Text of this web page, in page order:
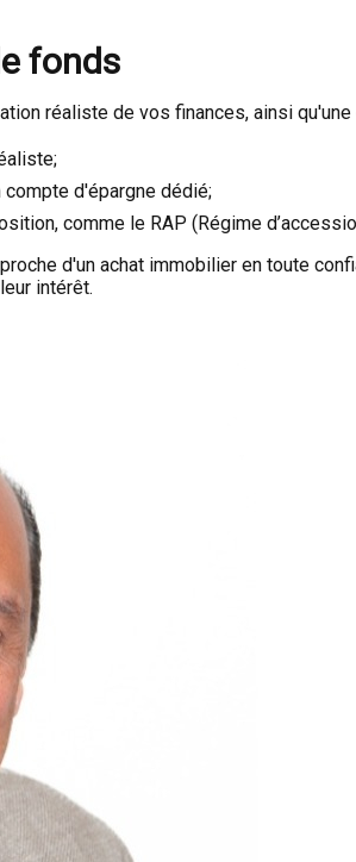
fonds
réaliste de vos finances, ainsi
d'épargne dédié;
comme le RAP (Régime
d'un achat immobilier en toute
intérêt.